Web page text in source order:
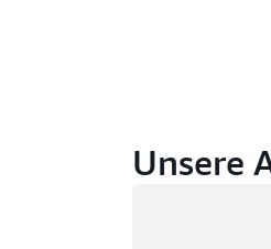
Unsere